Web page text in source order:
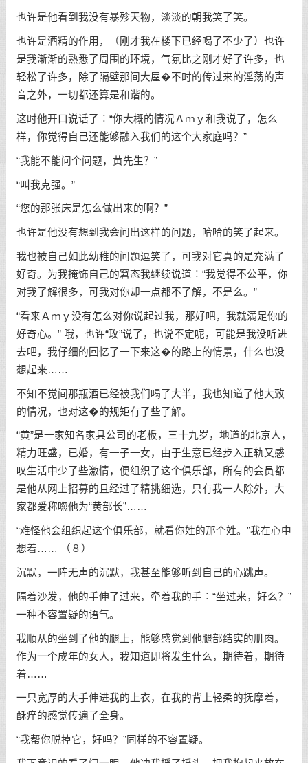
也许是他看到我没有暴殄天物，淡淡的朝我笑了笑。
也许是酒精的作用，（刚才我在楼下已经喝了不少了）也许
是我渐渐的熟悉了周围的环境，气氛比之刚才好了许多，也
轻松了许多，除了隔壁那间大屋�不时的传过来的淫荡的声
音之外，一切都还算是和谐的。
这时他开口说话了︰“你大概的情况Ａｍｙ和我说了，怎么
样，你觉得自己还能够融入我们的这个大家庭吗？”
“我能不能问个问题，黄先生？”
“叫我克强。”
“您的那张床是怎么做出来的啊？”
也许是他没有想到我会问出这样的问题，哈哈的笑了起来。
我也被自己如此幼稚的问题逗笑了，可我对它真的是充满了
好奇。为我掩饰自己的窘态我继续说道︰“我觉得不公平，你
对我了解很多，可我对你却一点都不了解，不是么。”
“看来Ａｍｙ没有怎么对你说起过我，那好吧，我就满足你的
好奇心。” 哦，也许“玫”说了，也说不定呢，可能是我没听进
去吧，我仔细的回忆了一下来这�的路上的情景，什么也没
想起来……
不知不觉间那瓶酒已经被我们喝了大半，我也知道了他大致
的情况，也对这�的规矩有了些了解。
“黄”是一家知名家具公司的老板，三十九岁，地道的北京人，
精力旺盛，已婚，有一子一女，由于生意已经步入正轨又感
叹生活中少了些激情，便组织了这个俱乐部，所有的会员都
是他从网上招募的且经过了精挑细选，只有我一人除外，大
家都爱称唿他为“黄部长”……
“难怪他会组织起这个俱乐部，就看你姓的那个姓。”我在心中
想着…… （８）
沉默，一阵无声的沉默，我甚至能够听到自己的心跳声。
隔着沙发，他的手伸了过来，牵着我的手︰“坐过来，好么？”
一种不容置疑的语气。
我顺从的坐到了他的腿上，能够感觉到他腿部结实的肌肉。
作为一个成年的女人，我知道即将发生什么，期待着，期待
着……
一只宽厚的大手伸进我的上衣，在我的背上轻柔的抚摩着，
酥痒的感觉传遍了全身。
“我帮你脱掉它，好吗？”同样的不容置疑。